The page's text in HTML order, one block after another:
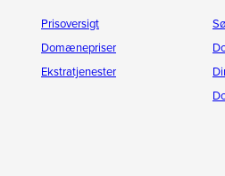
Prisoversigt
Domænepriser
Ekstratjenester